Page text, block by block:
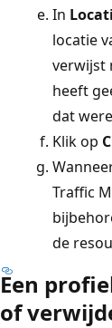
In
locatie
verwijst
heeft
dat
Klik op
Traffic
de
Een
of